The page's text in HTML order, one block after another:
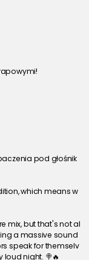
rapowymi!
pod głośnik
which means w
mix, but that's not al
a massive sound
speak for themselv
loud night. 🍭🔥